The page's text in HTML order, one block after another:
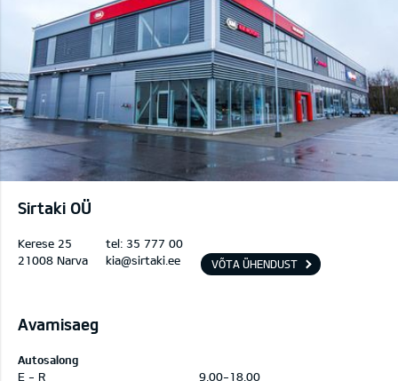
Sirtaki OÜ
Kerese 25
21008 Narva
tel: 35 777 00
kia@sirtaki.ee
VÕTA ÜHENDUST
Avamisaeg
Autosalong
E - R
9.00-18.00